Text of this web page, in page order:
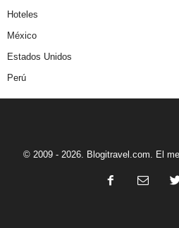
Hoteles
México
Estados Unidos
Perú
© 2009 - 2026. Blogitravel.com. El